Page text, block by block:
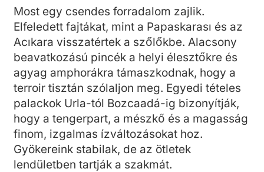
Most egy csendes forradalom zajlik.
Elfeledett fajtákat, mint a Papaskarası és az
Acıkara visszatértek a szőlőkbe. Alacsony
beavatkozású pincék a helyi élesztőkre és
agyag amphorákra támaszkodnak, hogy a
terroir tisztán szólaljon meg. Egyedi tételes
palackok Urla-tól Bozcaadá-ig bizonyítják,
hogy a tengerpart, a mészkő és a magasság
finom, izgalmas ízváltozásokat hoz.
Gyökereink stabilak, de az ötletek
lendületben tartják a szakmát.